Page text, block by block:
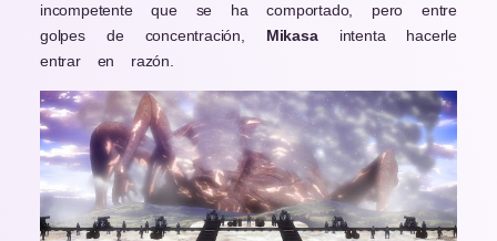
incompetente que se ha comportado, pero entre
golpes de concentración, Mikasa intenta hacerle
entrar en razón.